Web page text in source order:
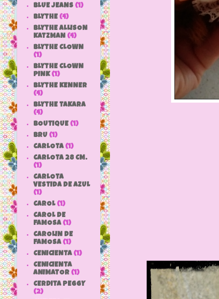
BLUE JEANS (1)
BLYTHE (4)
BLYTHE ALLISON
KATZMAN (4)
BLYTHE CLOWN
(1)
BLYTHE CLOWN
PINK (1)
BLYTHE KENNER
(4)
BLYTHE TAKARA
(4)
BOUTIQUE (1)
BRU (1)
CARLOTA (1)
CARLOTA 28 CM.
(1)
CARLOTA
VESTIDA DE AZUL
(1)
CAROL (1)
CAROL DE
FAMOSA (1)
CAROLIN DE
FAMOSA (1)
CENICIENTA (1)
CENICIENTA
ANIMATOR (1)
CERDITA PEGGY
(2)